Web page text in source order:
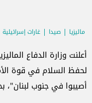
ماليزيا صيدا غارات إسرائيلية
أعلنت وزارة الدفاع
لحفظ السلام في قوة
أصيبوا في جنوب